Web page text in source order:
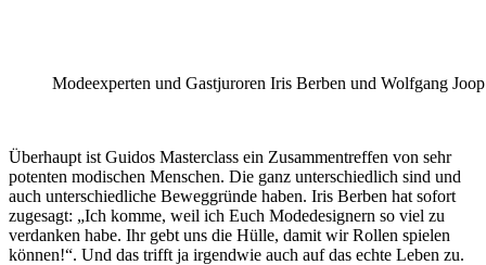
Modeexperten und Gastjuroren Iris Berben und Wolfgang
Überhaupt ist Guidos Masterclass ein Zusammentreffen von sehr
potenten modischen Menschen. Die ganz unterschiedlich sind und
auch unterschiedliche Beweggründe haben. Iris Berben hat sofort
zugesagt: „Ich komme, weil ich Euch Modedesignern so viel zu
verdanken habe. Ihr gebt uns die Hülle, damit wir Rollen spielen
können!“. Und das trifft ja irgendwie auch auf das echte Leben zu.